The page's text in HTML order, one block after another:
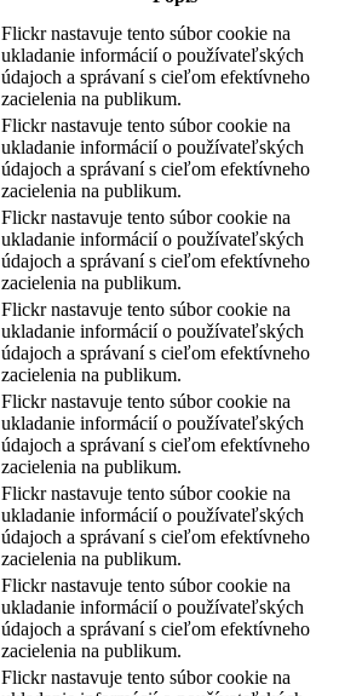
Flickr nastavuje tento súbor cookie na
ukladanie informácií o používateľských
údajoch a správaní s cieľom efektívneho
zacielenia na publikum.
Flickr nastavuje tento súbor cookie na
ukladanie informácií o používateľských
údajoch a správaní s cieľom efektívneho
zacielenia na publikum.
Flickr nastavuje tento súbor cookie na
ukladanie informácií o používateľských
údajoch a správaní s cieľom efektívneho
zacielenia na publikum.
Flickr nastavuje tento súbor cookie na
ukladanie informácií o používateľských
údajoch a správaní s cieľom efektívneho
zacielenia na publikum.
Flickr nastavuje tento súbor cookie na
ukladanie informácií o používateľských
údajoch a správaní s cieľom efektívneho
zacielenia na publikum.
Flickr nastavuje tento súbor cookie na
ukladanie informácií o používateľských
údajoch a správaní s cieľom efektívneho
zacielenia na publikum.
Flickr nastavuje tento súbor cookie na
ukladanie informácií o používateľských
údajoch a správaní s cieľom efektívneho
zacielenia na publikum.
Flickr nastavuje tento súbor cookie na